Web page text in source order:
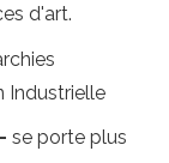
d'art.
Industrielle
se porte plus